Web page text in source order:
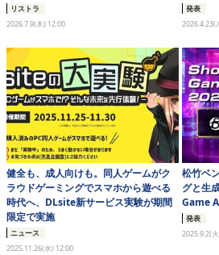
イベント/セミナー
eスポーツ
リストラ
2026.7.9(木) 12:00
発表
2026.4.23(
健全も、成人向けも。同人ゲームがク
ラウドゲーミングでスマホから遊べる
時代へ、DLsite新サービス実験が期間
限定で実施
ニュース
2025.11.26(水) 12:00
松竹ベ
グと生
Game
発表
2025.9.2(